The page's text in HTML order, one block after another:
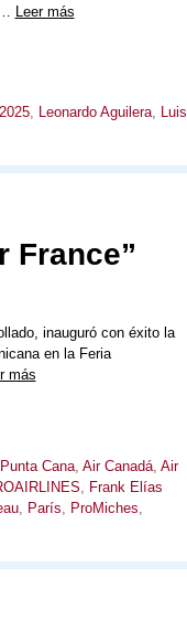
Leer más
, Leonardo Aguilera, Luis
France”
inauguró con éxito la
en la Feria
más
Cana, Air Canadá, Air
Frank Elías
, París ProMiches